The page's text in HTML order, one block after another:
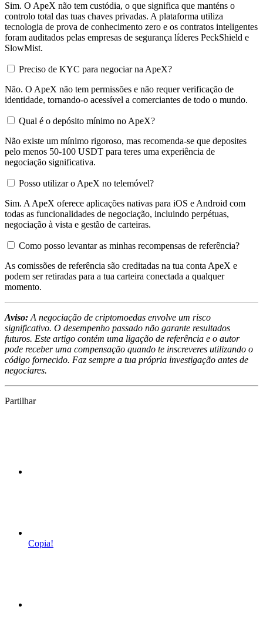
Sim. O ApeX não tem custódia, o que significa que manténs o
controlo total das tuas chaves privadas. A plataforma utiliza
tecnologia de prova de conhecimento zero e os contratos inteligentes
foram auditados pelas empresas de segurança líderes PeckShield e
SlowMist.
Preciso de KYC para negociar na ApeX?
Não. O ApeX não tem permissões e não requer verificação de
identidade, tornando-o acessível a comerciantes de todo o mundo.
Qual é o depósito mínimo no ApeX?
Não existe um mínimo rigoroso, mas recomenda-se que deposites
pelo menos 50-100 USDT para teres uma experiência de
negociação significativa.
Posso utilizar o ApeX no telemóvel?
Sim. A ApeX oferece aplicações nativas para iOS e Android com
todas as funcionalidades de negociação, incluindo perpétuas,
negociação à vista e gestão de carteiras.
Como posso levantar as minhas recompensas de referência?
As comissões de referência são creditadas na tua conta ApeX e
podem ser retiradas para a tua carteira conectada a qualquer
momento.
Aviso: A negociação de criptomoedas envolve um risco
significativo. O desempenho passado não garante resultados
futuros. Este artigo contém uma ligação de referência e o autor
pode receber uma compensação quando te inscreveres utilizando o
código fornecido. Faz sempre a tua própria investigação antes de
negociares.
Partilhar
Copia!